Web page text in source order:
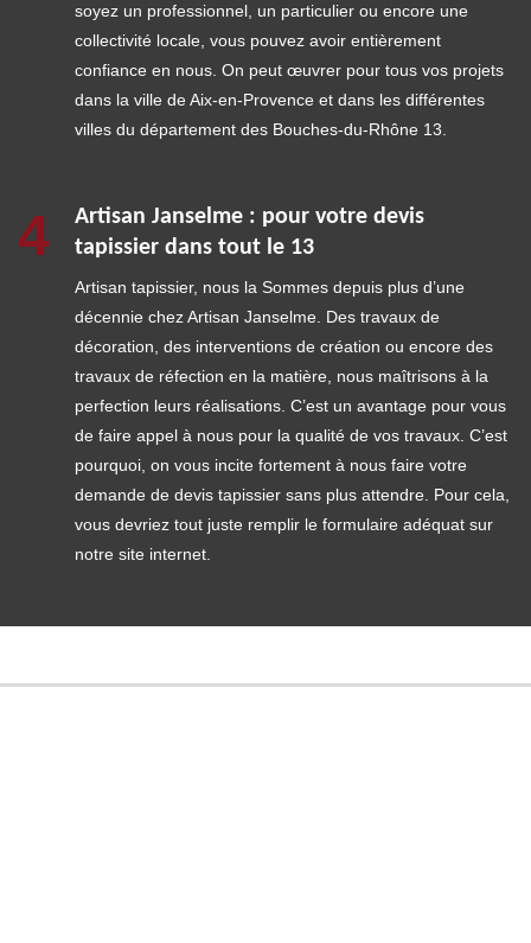
soyez un professionnel, un particulier ou encore une
collectivité locale, vous pouvez avoir entièrement
confiance en nous. On peut œuvrer pour tous vos projets
dans la ville de Aix-en-Provence et dans les différentes
villes du département des Bouches-du-Rhône 13.
4
Artisan Janselme : pour votre devis
tapissier dans tout le 13
Artisan tapissier, nous la Sommes depuis plus d’une
décennie chez Artisan Janselme. Des travaux de
décoration, des interventions de création ou encore des
travaux de réfection en la matière, nous maîtrisons à la
perfection leurs réalisations. C’est un avantage pour vous
de faire appel à nous pour la qualité de vos travaux. C’est
pourquoi, on vous incite fortement à nous faire votre
demande de devis tapissier sans plus attendre. Pour cela,
vous devriez tout juste remplir le formulaire adéquat sur
notre site internet.